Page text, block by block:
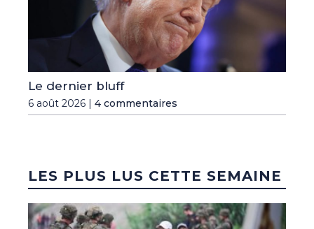
Le dernier bluff
6 août 2026 | 4 commentaires
LES PLUS LUS CETTE SEMAINE